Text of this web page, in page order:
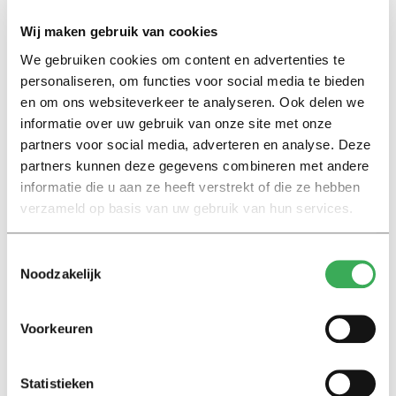
Wij maken gebruik van cookies
We gebruiken cookies om content en advertenties te
personaliseren, om functies voor social media te bieden
en om ons websiteverkeer te analyseren. Ook delen we
informatie over uw gebruik van onze site met onze
partners voor social media, adverteren en analyse. Deze
partners kunnen deze gegevens combineren met andere
informatie die u aan ze heeft verstrekt of die ze hebben
verzameld op basis van uw gebruik van hun services.
Noodzakelijk
Voorkeuren
Statistieken
heeft voor zelfdoding. Maar wanneer zulke gevoelens
zich verder ontwikkelen, kunnen ze uiteindelijk wel
uitmonden in zelfdoding.’
Kan zo’n campagne dan helpen?
‘Dat kan zeker helpen. Jongeren hebben sociale steun
en begrip nodig, en het is goed om openheid te
creëren. Zo’n campagne kan bijdragen aan het
volop in ontwikkeling en het kan een grote uitdaging
of ‘thuis voelen’ te
conclusie dat ze uit het leven willen stappen. Maar